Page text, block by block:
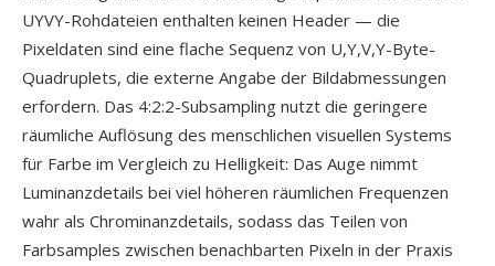
UYVY-Rohdateien enthalten keinen Header — die
Pixeldaten sind eine flache Sequenz von U,Y,V,Y-Byte-
Quadruplets, die externe Angabe der Bildabmessungen
erfordern. Das 4:2:2-Subsampling nutzt die geringere
räumliche Auflösung des menschlichen visuellen Systems
für Farbe im Vergleich zu Helligkeit: Das Auge nimmt
Luminanzdetails bei viel höheren räumlichen Frequenzen
wahr als Chrominanzdetails, sodass das Teilen von
Farbsamples zwischen benachbarten Pixeln in der Praxis